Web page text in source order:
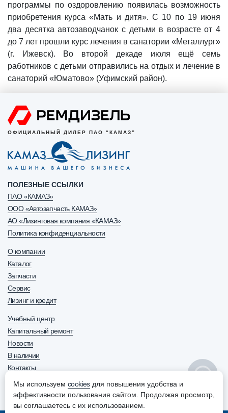
программы по оздоровлению появилась возможность
приобретения курса «Мать и дитя». С 10 по 19 июня
два десятка автозаводчанок с детьми в возрасте от 4
до 7 лет прошли курс лечения в санатории «Металлург»
(г. Ижевск). Во второй декаде июля ещё семь
работников с детьми отправились на отдых и лечение в
санаторий «Юматово» (Уфимский район).
Мы используем cookiesдля повышения удобства и
эффективности пользования сайтом. Продолжая просмотр,
вы соглашаетесь с их использованием.
ОФИЦИАЛЬНЫЙ ДИЛЕР ПАО “КАМАЗ”
ПОЛЕЗНЫЕ ССЫЛКИ
ПАО «КАМАЗ»
ООО «Автозапчасть КАМАЗ»
АО «Лизинговая компания «КАМАЗ»
Политика конфиденциальности
О компании
Каталог
Запчасти
Сервис
Лизинг и кредит
Учебный центр
Капитальный ремонт
Новости
В наличии
Контакты
8 800 600-63-70 +7 (8552) 30-63-70
ОТДЕЛ ПРОДАЖ